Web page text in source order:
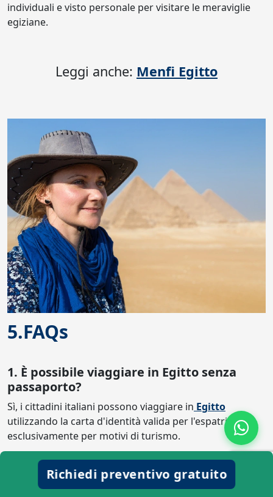
individuali e visto personale per visitare le meraviglie
egiziane.
Leggi anche: Menfi Egitto
5.FAQs
1. È possibile viaggiare in Egitto senza
passaporto?
Sì, i cittadini italiani possono viaggiare in Egitto
utilizzando la carta d'identità valida per l'espatrio, ma
esclusivamente per motivi di turismo.
In questo caso è obbligatorio portare due foto formato
tessera dall'Italia, necessarie per ottenere il visto
all'arrivo.
Richiedi preventivo gratuito